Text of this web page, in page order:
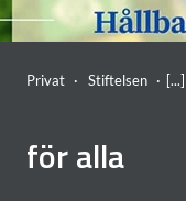
Privat Stiftelsen
för alla